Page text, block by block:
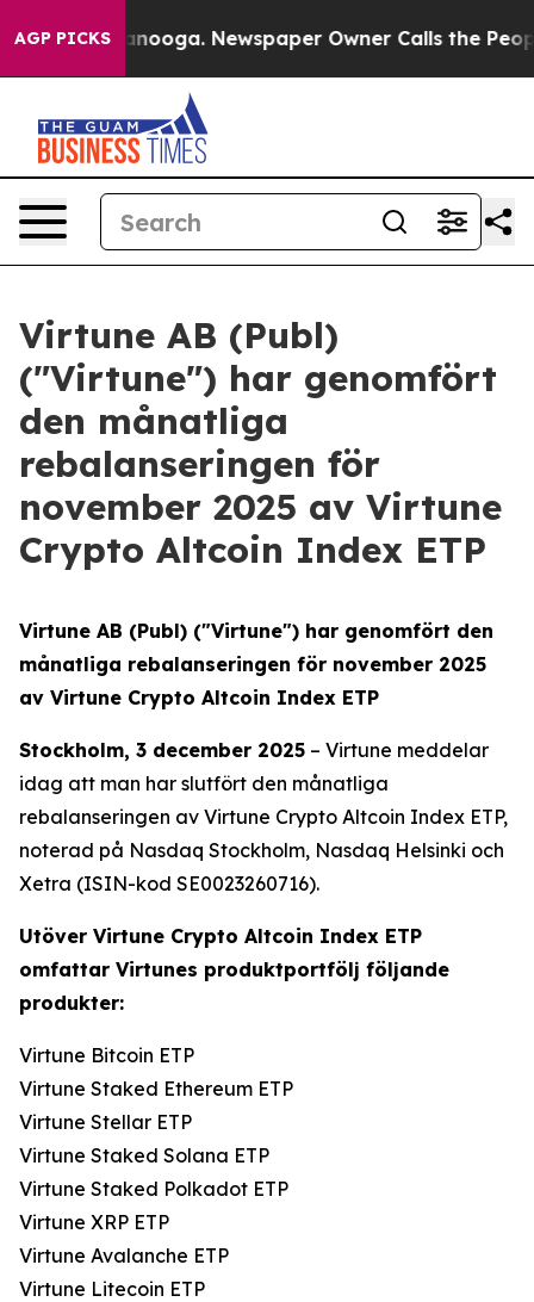
AGP PICKS
Chattanooga. Newspaper Owner Calls the People
Virtune AB (Publ)
("Virtune") har genomfört
den månatliga
rebalanseringen för
november 2025 av Virtune
Crypto Altcoin Index ETP
Virtune AB (Publ) ("Virtune") har genomfört den
månatliga rebalanseringen för november 2025
av Virtune Crypto Altcoin Index ETP
Stockholm, 3 december 2025 – Virtune meddelar
idag att man har slutfört den månatliga
rebalanseringen av Virtune Crypto Altcoin Index ETP,
noterad på Nasdaq Stockholm, Nasdaq Helsinki och
Xetra (ISIN-kod SE0023260716).
Utöver Virtune Crypto Altcoin Index ETP
omfattar Virtunes produktportfölj följande
produkter:
Virtune Bitcoin ETP
Virtune Staked Ethereum ETP
Virtune Stellar ETP
Virtune Staked Solana ETP
Virtune Staked Polkadot ETP
Virtune XRP ETP
Virtune Avalanche ETP
Virtune Litecoin ETP